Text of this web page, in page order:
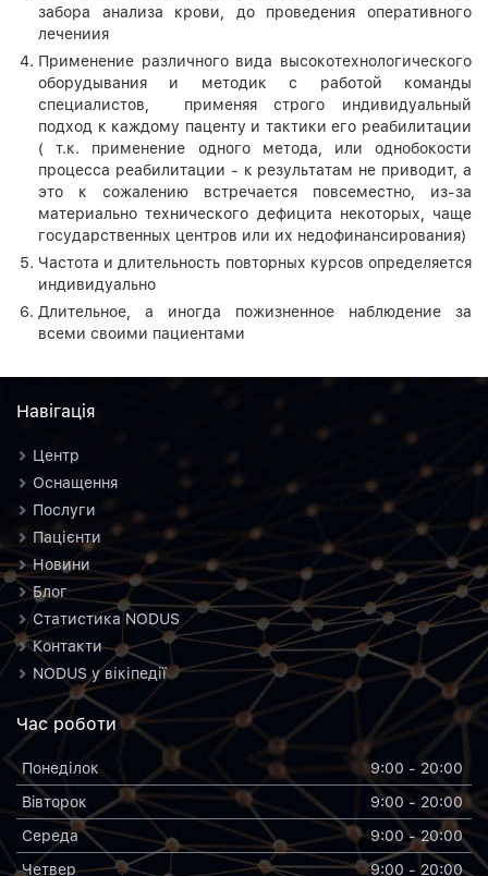
забора анализа крови, до проведения оперативного
лечениия
Применение различного вида высокотехнологического
оборудывания и методик с работой команды
специалистов, применяя строго индивидуальный
подход к каждому паценту и тактики его реабилитации
( т.к. применение одного метода, или однобокости
процесса реабилитации - к результатам не приводит, а
это к сожалению встречается повсеместно, из-за
материально технического дефицита некоторых, чаще
государственных центров или их недофинансирования)
Частота и длительность повторных курсов определяется
индивидуально
Длительное, а иногда пожизненное наблюдение за
всеми своими пациентами
Навiгацiя
Центр
Оснащення
Послуги
Пацієнти
Новини
Блог
Статистика NODUS
Контакти
NODUS у вікіпедії
Час роботи
Понеділок
9:00 - 20:00
Вiвторок
9:00 - 20:00
Середа
9:00 - 20:00
Четвер
9:00 - 20:00